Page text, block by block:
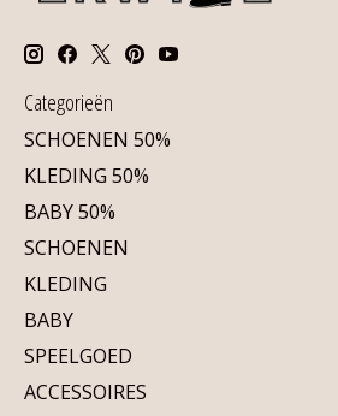
Categorieën
SCHOENEN 50%
KLEDING 50%
BABY 50%
SCHOENEN
KLEDING
BABY
SPEELGOED
ACCESSOIRES